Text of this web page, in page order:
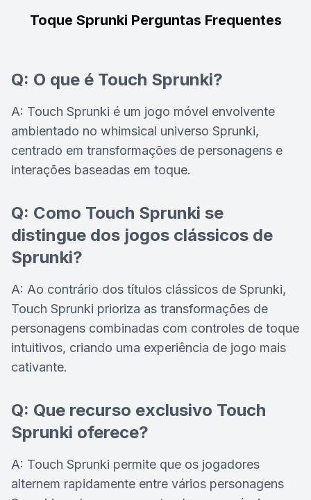
Toque Sprunki Perguntas Frequentes
Q: O que é Touch Sprunki?
A: Touch Sprunki é um jogo móvel envolvente
ambientado no whimsical universo Sprunki,
centrado em transformações de personagens e
interações baseadas em toque.
Q: Como Touch Sprunki se
distingue dos jogos clássicos de
Sprunki?
A: Ao contrário dos títulos clássicos de Sprunki,
Touch Sprunki prioriza as transformações de
personagens combinadas com controles de toque
intuitivos, criando uma experiência de jogo mais
cativante.
Q: Que recurso exclusivo Touch
Sprunki oferece?
A: Touch Sprunki permite que os jogadores
alternem rapidamente entre vários personagens